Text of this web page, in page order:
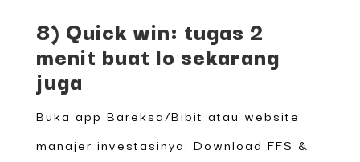
8) Quick win: tugas 2
menit buat lo sekarang
juga
Buka app Bareksa/Bibit atau website
manajer investasinya. Download FFS &